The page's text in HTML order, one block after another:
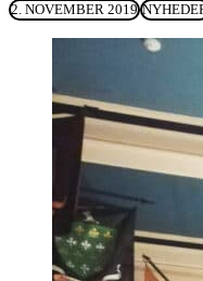
2. NOVEMBER 2019